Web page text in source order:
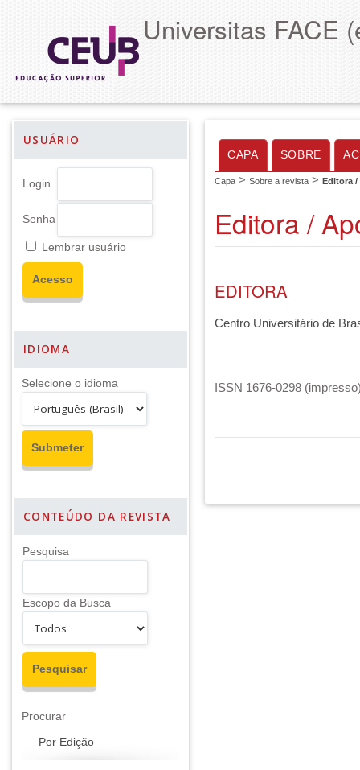
Universitas FACE
USUÁRIO
Login
Senha
Lembrar usuário
IDIOMA
Selecione o idioma
CONTEÚDO DA REVISTA
Pesquisa
Escopo da Busca
Procurar
Por Edição
CAPA SOBRE
Capa > Sobre a revista > Editora
Editora /
EDITORA
Centro Universitário de
ISSN 1676-0298